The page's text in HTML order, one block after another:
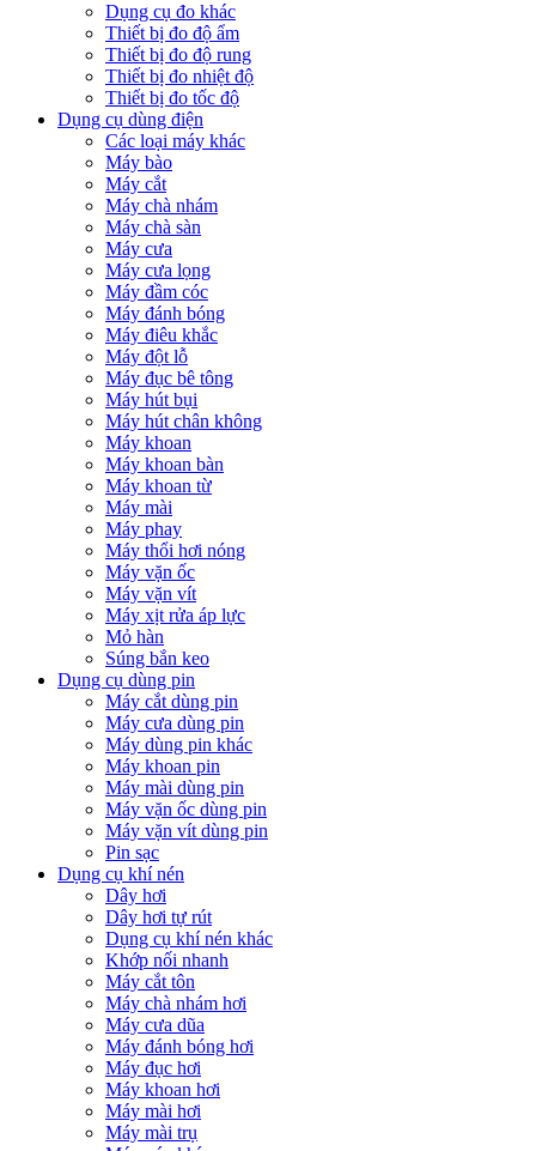
Dụng cụ đo khác
Thiết bị đo độ ẩm
Thiết bị đo độ rung
Thiết bị đo nhiệt độ
Thiết bị đo tốc độ
Dụng cụ dùng điện
Các loại máy khác
Máy bào
Máy cắt
Máy chà nhám
Máy chà sàn
Máy cưa
Máy cưa lọng
Máy đầm cóc
Máy đánh bóng
Máy điêu khắc
Máy đột lỗ
Máy đục bê tông
Máy hút bụi
Máy hút chân không
Máy khoan
Máy khoan bàn
Máy khoan từ
Máy mài
Máy phay
Máy thổi hơi nóng
Máy vặn ốc
Máy vặn vít
Máy xịt rửa áp lực
Mỏ hàn
Súng bắn keo
Dụng cụ dùng pin
Máy cắt dùng pin
Máy cưa dùng pin
Máy dùng pin khác
Máy khoan pin
Máy mài dùng pin
Máy vặn ốc dùng pin
Máy vặn vít dùng pin
Pin sạc
Dụng cụ khí nén
Dây hơi
Dây hơi tự rút
Dụng cụ khí nén khác
Khớp nối nhanh
Máy cắt tôn
Máy chà nhám hơi
Máy cưa dũa
Máy đánh bóng hơi
Máy đục hơi
Máy khoan hơi
Máy mài hơi
Máy mài trụ